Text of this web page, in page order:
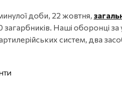
доби, 22 жовтня,
Наші оборонці
систем, два